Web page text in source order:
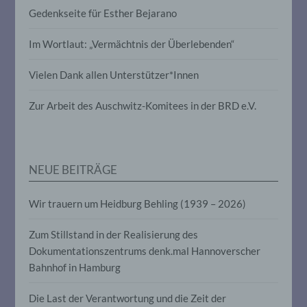
Gedenkseite für Esther Bejarano
Im Wortlaut: „Vermächtnis der Überlebenden“
Vielen Dank allen Unterstützer*Innen
Zur Arbeit des Auschwitz-Komitees in der BRD e.V.
NEUE BEITRÄGE
Wir trauern um Heidburg Behling (1939 – 2026)
Zum Stillstand in der Realisierung des
Dokumentationszentrums denk.mal Hannoverscher
Bahnhof in Hamburg
Die Last der Verantwortung und die Zeit der
Profiling ist jede Art der automatisierten
Verarbeitung personenbezogener Daten,
personenbezogenen Daten verwendet
Aspekte, die sich auf eine natürliche
Arbeitsleistung, wirtschaftlicher Lage,
vorherzusagen.
f) Pseudonymisierung
Pseudonymisierung ist die Verarbeitung
personenbezogener Daten in einer Weise,
auf welche die personenbezogenen Daten
Informationen nicht mehr einer